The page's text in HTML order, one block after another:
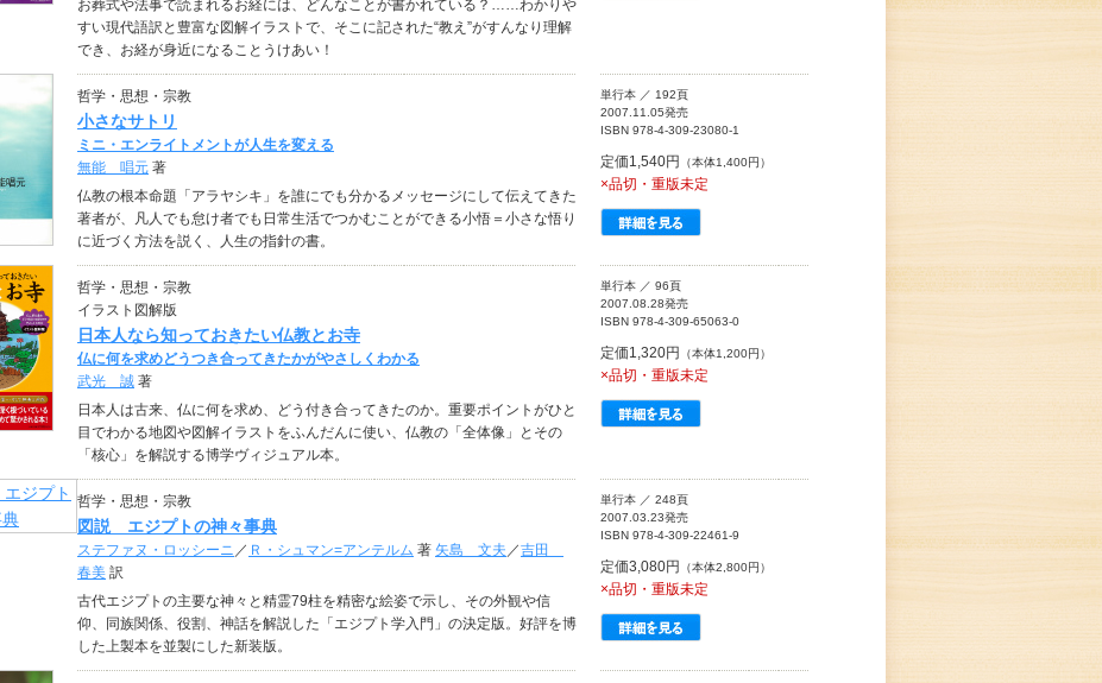
お葬式や法事で読まれるお経には、どんなことが書かれている？……わかりや
すい現代語訳と豊富な図解イラストで、そこに記された“教え”がすんなり理解
でき、お経が身近になることうけあい！
哲学・思想・宗教
小さなサトリ
ミニ・エンライトメントが人生を変える
無能 唱元 著
仏教の根本命題「アラヤシキ」を誰にでも分かるメッセージにして伝えてきた
著者が、凡人でも怠け者でも日常生活でつかむことができる小悟＝小さな悟り
に近づく方法を説く、人生の指針の書。
単行本 ／ 192頁
2007.11.05発売
ISBN 978-4-309-23080-1
定価1,540円 （本体1,400円）
×品切・重版未定
哲学・思想・宗教
イラスト図解版
日本人なら知っておきたい仏教とお寺
仏に何を求めどうつき合ってきたかがやさしくわかる
武光 誠 著
日本人は古来、仏に何を求め、どう付き合ってきたのか。重要ポイントがひと
目でわかる地図や図解イラストをふんだんに使い、仏教の「全体像」とその
「核心」を解説する博学ヴィジュアル本。
単行本 ／ 96頁
2007.08.28発売
ISBN 978-4-309-65063-0
定価1,320円 （本体1,200円）
×品切・重版未定
哲学・思想・宗教
図説 エジプトの神々事典
ステファヌ・ロッシーニ ／ Ｒ・シュマン=アンテルム 著 矢島 文夫 ／吉田
春美 訳
古代エジプトの主要な神々と精霊79柱を精密な絵姿で示し、その外観や信
仰、同族関係、役割、神話を解説した「エジプト学入門」の決定版。好評を博
した上製本を並製にした新装版。
単行本 ／ 248頁
2007.03.23発売
ISBN 978-4-309-22461-9
定価3,080円 （本体2,800円）
×品切・重版未定